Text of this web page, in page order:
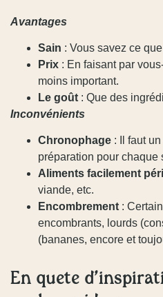
Avantages
Sain : Vous savez ce
Prix : En faisant par
moins important.
Le goût : Que des
Inconvénients
Chronophage : Il faut
préparation pour chaque
Aliments facilement
viande, etc.
Encombrement :
encombrants, lourds
(bananes, encore et
En quête